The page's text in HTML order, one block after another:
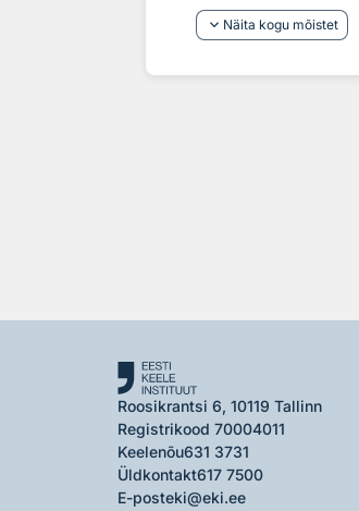
keyboard_arrow_down Näita kogu mõistet
Roosikrantsi 6, 10119 Tallinn
Registrikood 70004011
Keelenõu631 3731
Üldkontakt617 7500
E-posteki@eki.ee